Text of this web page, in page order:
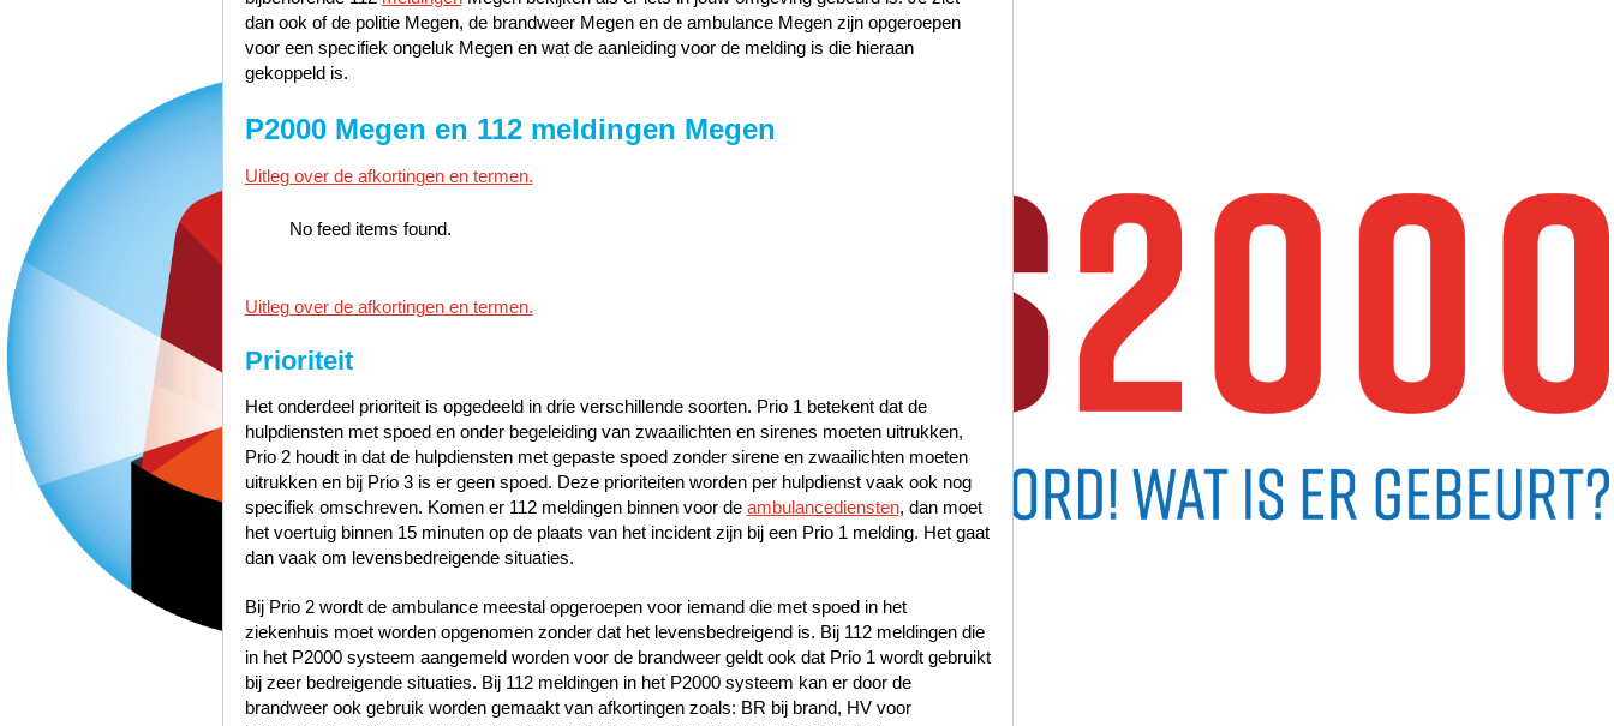
dan ook of de politie Megen, de brandweer Megen en de ambulance Megen zijn opgeroepen
voor een specifiek ongeluk Megen en wat de aanleiding voor de melding is die hieraan
gekoppeld is.
P2000 Megen en 112 meldingen Megen
Uitleg over de afkortingen en termen.
No feed items found.
Uitleg over de afkortingen en termen.
Prioriteit
Het onderdeel prioriteit is opgedeeld in drie verschillende soorten. Prio 1 betekent dat de
hulpdiensten met spoed en onder begeleiding van zwaailichten en sirenes moeten uitrukken,
Prio 2 houdt in dat de hulpdiensten met gepaste spoed zonder sirene en zwaailichten moeten
uitrukken en bij Prio 3 is er geen spoed. Deze prioriteiten worden per hulpdienst vaak ook nog
specifiek omschreven. Komen er 112 meldingen binnen voor de ambulancediensten, dan moet
het voertuig binnen 15 minuten op de plaats van het incident zijn bij een Prio 1 melding. Het gaat
dan vaak om levensbedreigende situaties.
Bij Prio 2 wordt de ambulance meestal opgeroepen voor iemand die met spoed in het
ziekenhuis moet worden opgenomen zonder dat het levensbedreigend is. Bij 112 meldingen die
in het P2000 systeem aangemeld worden voor de brandweer geldt ook dat Prio 1 wordt gebruikt
bij zeer bedreigende situaties. Bij 112 meldingen in het P2000 systeem kan er door de
brandweer ook gebruik worden gemaakt van afkortingen zoals: BR bij brand, HV voor